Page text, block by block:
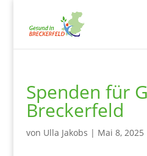
Spenden für
Breckerfeld
von Ulla Jakobs | Mai 8, 2025